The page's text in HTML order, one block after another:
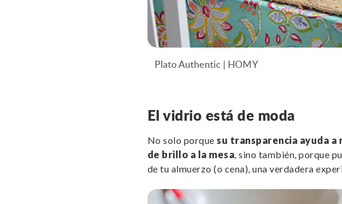
Plato Authentic | HOMY
El vidrio está de moda
No solo porque su transparencia ayuda
de brillo a la mesa, sino también, porque
de tu almuerzo (o cena), una verdadera